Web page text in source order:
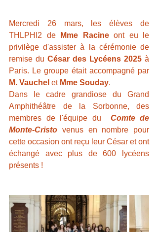
Mercredi 26 mars, les élèves de
THLPHI2 de
Mme Racine ont eu le
privilège d'assister à la cérémonie de
remise du César des Lycéens 2025 à
M. Vauchel et Mme Souday.
Dans le cadre grandiose du Grand
Amphithéâtre de la Sorbonne, des
membres de l'équipe du Comte de
Monte-Cristo venus en nombre pour
cette occasion ont reçu leur César et ont
échangé avec plus de 600 lycéens
présents !